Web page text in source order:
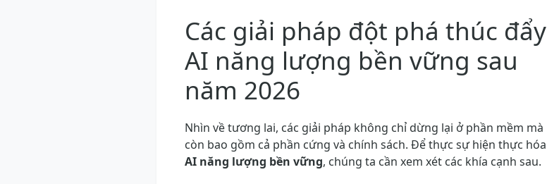
Các giải pháp đột phá thúc đẩy
AI năng lượng bền vững sau
năm 2026
Nhìn về tương lai, các giải pháp không chỉ dừng lại ở phần mềm mà
còn bao gồm cả phần cứng và chính sách. Để thực sự hiện thực hóa
AI năng lượng bền vững, chúng ta cần xem xét các khía cạnh sau.